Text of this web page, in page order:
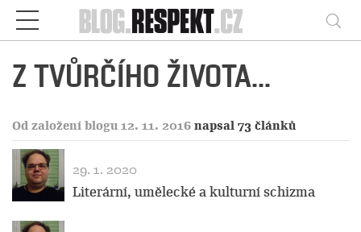
Respekt
Z TVŮRČÍHO ŽIVOTA...
Od založení blogu 12. 11. 2016 napsal 73 článků
29. 1. 2020
Literární, umělecké a kulturní schizma